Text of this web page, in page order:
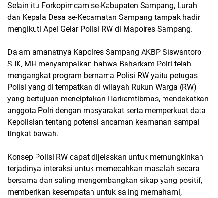
Selain itu Forkopimcam se-Kabupaten Sampang, Lurah
dan Kepala Desa se-Kecamatan Sampang tampak hadir
mengikuti Apel Gelar Polisi RW di Mapolres Sampang.
Dalam amanatnya Kapolres Sampang AKBP Siswantoro
S.IK, MH menyampaikan bahwa Baharkam Polri telah
mengangkat program bernama Polisi RW yaitu petugas
Polisi yang di tempatkan di wilayah Rukun Warga (RW)
yang bertujuan menciptakan Harkamtibmas, mendekatkan
anggota Polri dengan masyarakat serta memperkuat data
Kepolisian tentang potensi ancaman keamanan sampai
tingkat bawah.
Konsep Polisi RW dapat dijelaskan untuk memungkinkan
terjadinya interaksi untuk memecahkan masalah secara
bersama dan saling mengembangkan sikap yang positif,
memberikan kesempatan untuk saling memahami,